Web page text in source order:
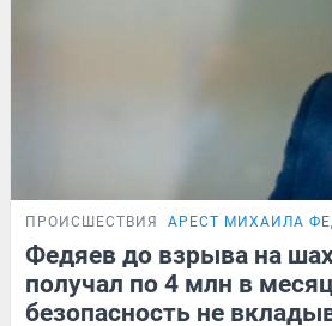
ПРОИСШЕСТВИЯ АРЕСТ МИХАИЛА
Федяев до взрыва на
получал по 4 млн в
безопасность не